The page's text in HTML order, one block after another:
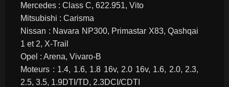
Mercedes : Class C, 622.951, Vito
Mitsubishi : Carisma
Nissan : Navara NP300, Primastar X83, Qashqai
1 et 2, X-Trail
Opel : Arena, Vivaro-B
Moteurs : 1.4, 1.6, 1.8 16v, 2.0 16v, 1.6, 2.0, 2.3,
2.5, 3.5, 1.9DTI/TD, 2.3DCI/CDTI